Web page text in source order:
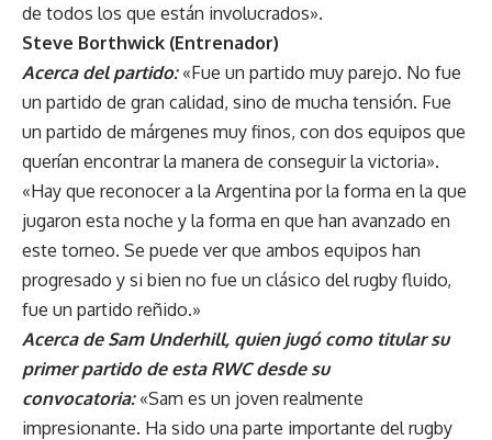
de todos los que están involucrados».
Steve Borthwick (Entrenador)
Acerca del partido: «Fue un partido muy parejo. No fue
un partido de gran calidad, sino de mucha tensión. Fue
un partido de márgenes muy finos, con dos equipos que
querían encontrar la manera de conseguir la victoria».
«Hay que reconocer a la Argentina por la forma en la que
jugaron esta noche y la forma en que han avanzado en
este torneo. Se puede ver que ambos equipos han
progresado y si bien no fue un clásico del rugby fluido,
fue un partido reñido.»
Acerca de Sam Underhill, quien jugó como titular su
primer partido de esta RWC desde su
convocatoria: «Sam es un joven realmente
impresionante. Ha sido una parte importante del rugby